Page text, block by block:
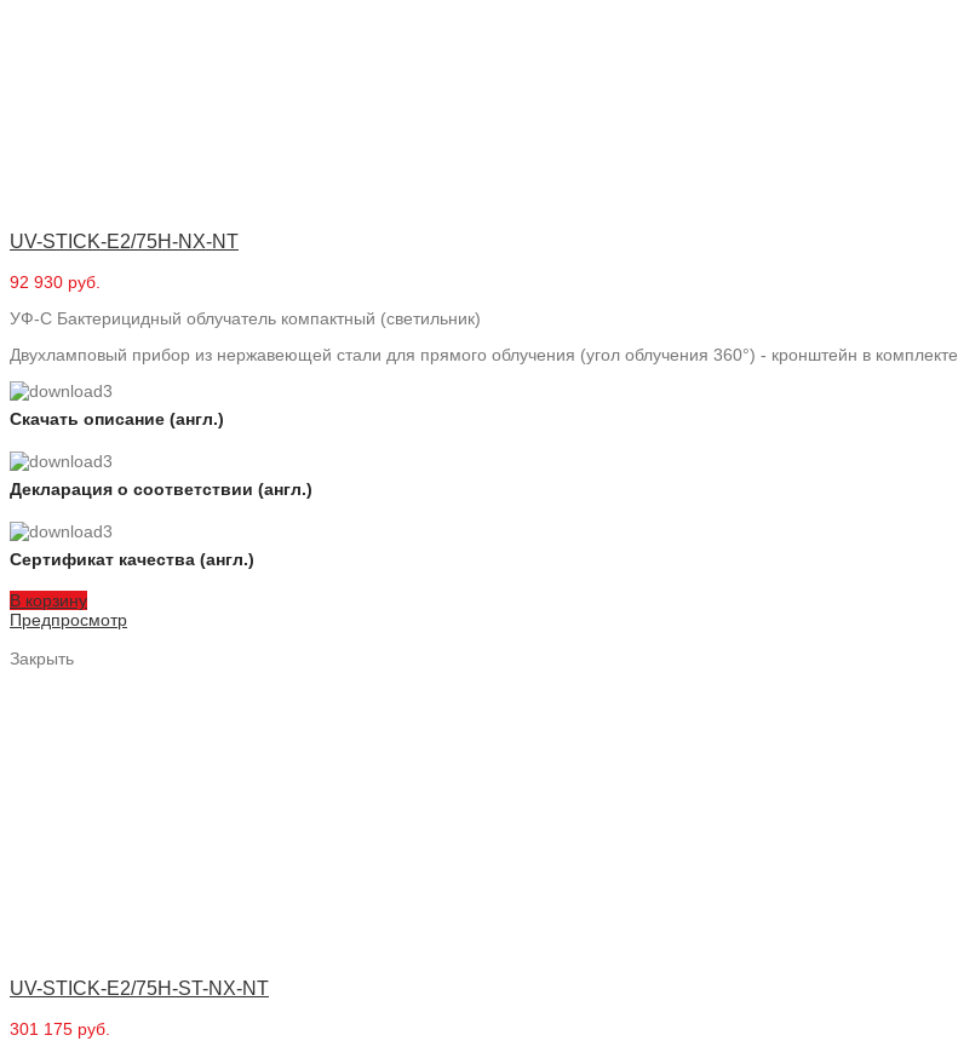
UV-STICK-E2/75H-NX-NT
92 930 руб.
УФ-С Бактерицидный облучатель компактный (светильник)
Двухламповый прибор из нержавеющей стали для прямого облучения (угол облучения 360°) - кронштейн в комплекте
Скачать описание (англ.)
Декларация о соответствии (англ.)
Сертификат качества (англ.)
В корзину
Предпросмотр
Закрыть
UV-STICK-E2/75H-ST-NX-NT
301 175 руб.